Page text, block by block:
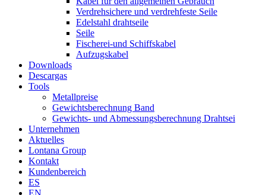
Verdrehsichere und verdrehfeste Seile
Edelstahl drahtseile
Seile
Fischerei-und Schiffskabel
Aufzugskabel
Downloads
Descargas
Tools
Metallpreise
Gewichtsberechnung Band
Gewichts- und Abmessungsberechnung Drahtsei
Unternehmen
Aktuelles
Lontana Group
Kontakt
Kundenbereich
ES
EN